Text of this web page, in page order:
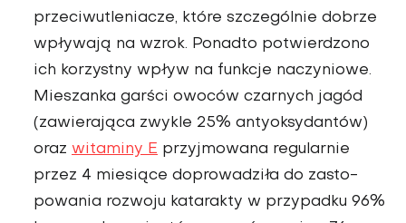
przeciwutlenia­cze, które szczególnie dobrze
wpływają na wzrok. Ponadto potwierdzono
ich korzystny wpływ na funkcje naczynio­we.
Mieszanka garści owoców czarnych jagód
(zawierająca zwykle 25% antyoksydantów)
oraz witaminy E przyjmowa­na regularnie
przez 4 mie­siące doprowadziła do zasto­
powania rozwoju katarakty w przypadku 96%